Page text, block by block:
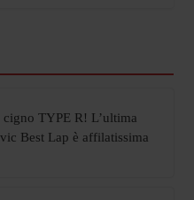
cigno TYPE R! L’ultima
Best Lap è affilatissima